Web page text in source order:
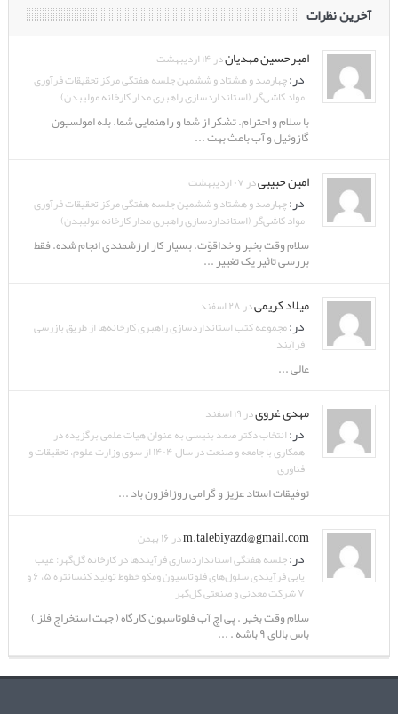
آخرین نظرات
امیرحسین مهدیاندر ۱۴ اردیبهشت
در:چهارصد و هشتاد و ششمین جلسه هفتگی مرکز تحقیقات فرآوری
مواد کاشی‌گر (استانداردسازی راهبری مدار کارخانه مولیبدن)
با سلام و احترام. تشکر از شما و راهنمایی شما. بله امولسیون
گازوئیل و آب باعث بهت ...
امین حبیبیدر ۰۷ اردیبهشت
در:چهارصد و هشتاد و ششمین جلسه هفتگی مرکز تحقیقات فرآوری
مواد کاشی‌گر (استانداردسازی راهبری مدار کارخانه مولیبدن)
سلام وقت بخیر و خداقوّت. بسیار کار ارزشمندی انجام شده. فقط
بررسی تاثیر یک تغییر ...
میلاد کریمیدر ۲۸ اسفند
در:مجموعه کتب استانداردسازی راهبری کارخانه‌ها از طریق بازرسی
فرآیند
عالی ...
مهدی غرویدر ۱۹ اسفند
در:انتخاب دکتر صمد بنیسی به عنوان هیات علمی برگزیده در
همکاری با جامعه و صنعت در سال ۱۴۰۴ از سوی وزارت علوم، تحقیقات و
فناوری
توفیقات استاد عزیز و گرامی روزافزون باد ...
m.talebiyazd@gmail.comدر ۱۶ بهمن
در:جلسه هفتگی استانداردسازی فرآیندها در کارخانه گل‌گهر: عیب
یابی فرآیندی سلول‌های فلوتاسیون ومکو خطوط تولید کنسانتره ۵، ۶ و
۷ شرکت معدنی و صنعتی گل‌گهر
سلام وقت بخیر . پی اچ آب فلوتاسیون کارگاه ( جهت استخراج فلز )
باس بالای ۹ باشه . ...